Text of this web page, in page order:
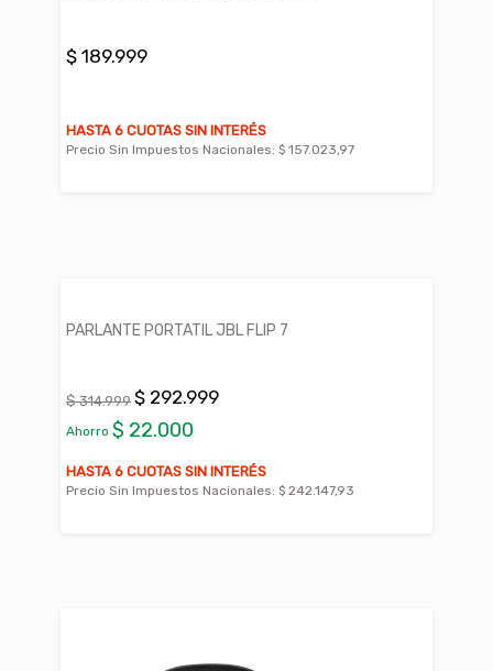
$ 189.999
HASTA 6 CUOTAS SIN INTERÉS
Precio Sin Impuestos Nacionales: $ 157.023,97
PARLANTE PORTATIL JBL FLIP 7
$ 314.999 $ 292.999
Ahorro $ 22.000
HASTA 6 CUOTAS SIN INTERÉS
Precio Sin Impuestos Nacionales: $ 242.147,93